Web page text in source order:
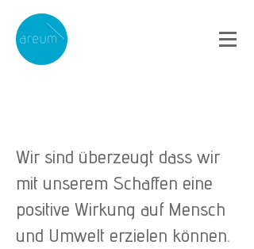
Wir sind überzeugt dass wir
mit unserem Schaffen eine
positive Wirkung auf Mensch
und Umwelt erzielen können.